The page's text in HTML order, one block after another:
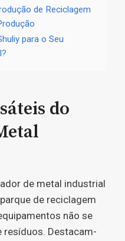
de Reciclagem
para o Seu
do
de metal industrial
de reciclagem
não se
resíduos. Destacam-